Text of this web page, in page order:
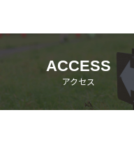
ACCESS
アクセス